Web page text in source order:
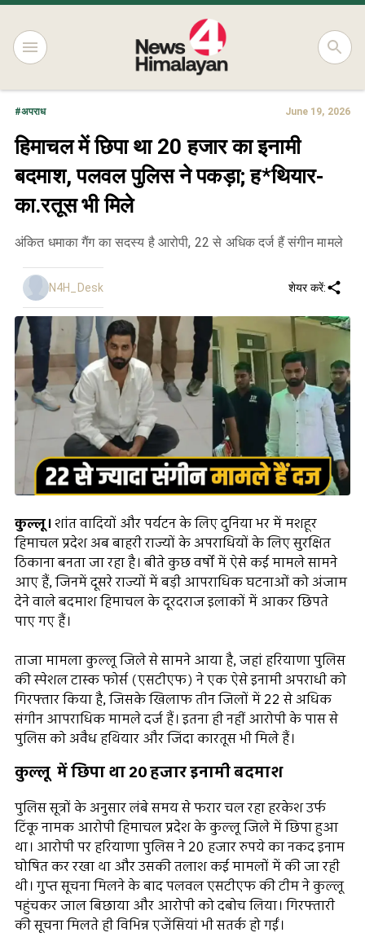
#अपराध June 19, 2026
हिमाचल में छिपा था 20 हजार का इनामी
बदमाश, पलवल पुलिस ने पकड़ा; ह*थियार-
का.रतूस भी मिले
अंकित धमाका गैंग का सदस्य है आरोपी, 22 से अधिक दर्ज हैं संगीन मामले
N4H_Desk शेयर करें:
कुल्लू।शांत वादियों और पर्यटन के लिए दुनिया भर में मशहूर
हिमाचल प्रदेश अब बाहरी राज्यों के अपराधियों के लिए सुरक्षित
ठिकाना बनता जा रहा है। बीते कुछ वर्षों में ऐसे कई मामले सामने
आए हैं, जिनमें दूसरे राज्यों में बड़ी आपराधिक घटनाओं को अंजाम
देने वाले बदमाश हिमाचल के दूरदराज इलाकों में आकर छिपते
पाए गए हैं।
ताजा मामला कुल्लू जिले से सामने आया है, जहां हरियाणा पुलिस
की स्पेशल टास्क फोर्स (एसटीएफ) ने एक ऐसे इनामी अपराधी को
गिरफ्तार किया है, जिसके खिलाफ तीन जिलों में 22 से अधिक
संगीन आपराधिक मामले दर्ज हैं। इतना ही नहीं आरोपी के पास से
पुलिस को अवैध हथियार और जिंदा कारतूस भी मिले हैं।
कुल्लू में छिपा था 20 हजार इनामी बदमाश
पुलिस सूत्रों के अनुसार लंबे समय से फरार चल रहा हरकेश उर्फ
टिंकू नामक आरोपी हिमाचल प्रदेश के कुल्लू जिले में छिपा हुआ
था। आरोपी पर हरियाणा पुलिस ने 20 हजार रुपये का नकद इनाम
घोषित कर रखा था और उसकी तलाश कई मामलों में की जा रही
थी। गुप्त सूचना मिलने के बाद पलवल एसटीएफ की टीम ने कुल्लू
पहुंचकर जाल बिछाया और आरोपी को दबोच लिया। गिरफ्तारी
की सूचना मिलते ही विभिन्न एजेंसियां भी सतर्क हो गईं।